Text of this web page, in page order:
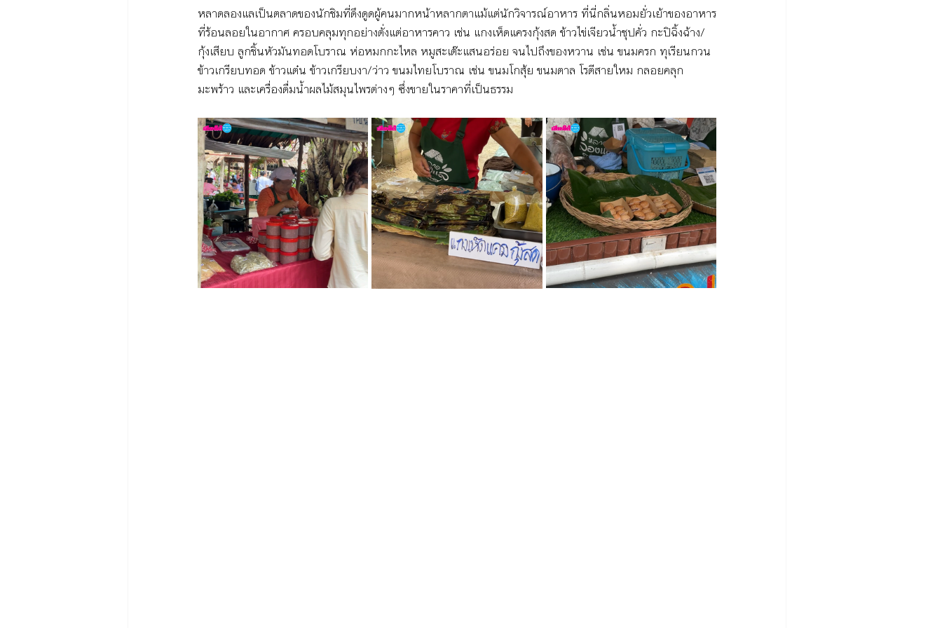
หลาดลองแลเป็นตลาดของนักชิมที่ดึงดูดผู้คนมากหน้าหลากตาแม้แต่นักวิจารณ์อาหาร ที่นี่กลิ่นหอมยั่วเย้าของอาหาร
ที่ร้อนลอยในอากาศ ครอบคลุมทุกอย่างตั่งแต่อาหารคาว เช่น แกงเห็ดแครงกุ้งสด ข้าวไข่เจียวน้ำชุปคั่ว กะปิฉิ้งฉ้าง/
กุ้งเสียบ ลูกชิ้นหัวมันทอดโบราณ ห่อหมกกะไหล หมูสะเต๊ะแสนอร่อย จนไปถึงของหวาน เช่น ขนมครก ทุเรียนกวน
ข้าวเกรียบทอด ข้าวแต๋น ข้าวเกรียบงา/ว่าว ขนมไทยโบราณ เช่น ขนมโกสุ้ย ขนมตาล โรตีสายใหม กลอยคลุก
มะพร้าว และเครื่องดื่มน้ำผลไม้สมุนไพรต่างๆ ซึ่งขายในราคาที่เป็นธรรม